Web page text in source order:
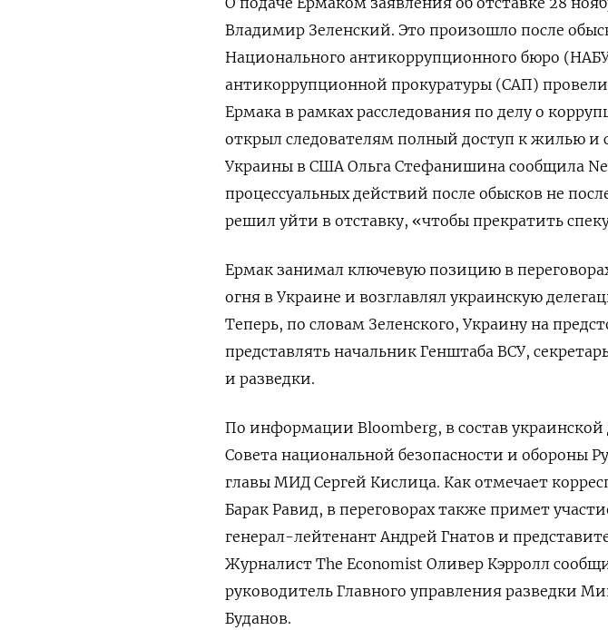
Владимир Зеленский. Это произошло после
Национального антикоррупционного бюро
антикоррупционной прокуратуры (САП) провели
Ермака в рамках расследования по делу о
открыл следователям полный доступ к жилью и
Украины в США Ольга Стефанишина сообщила
процессуальных действий после обысков не
решил уйти в отставку, «чтобы прекратить
Ермак занимал ключевую позицию в
огня в Украине и возглавлял украинскую
Теперь, по словам Зеленского, Украину на
представлять начальник Генштаба ВСУ,
и разведки.
По информации Bloomberg, в состав украинской
Совета национальной безопасности и обороны
главы МИД Сергей Кислица. Как отмечает
Барак Равид, в переговорах также примет
генерал-лейтенант Андрей Гнатов и
Журналист The Economist Оливер Кэрролл
руководитель Главного управления разведки
Буданов.